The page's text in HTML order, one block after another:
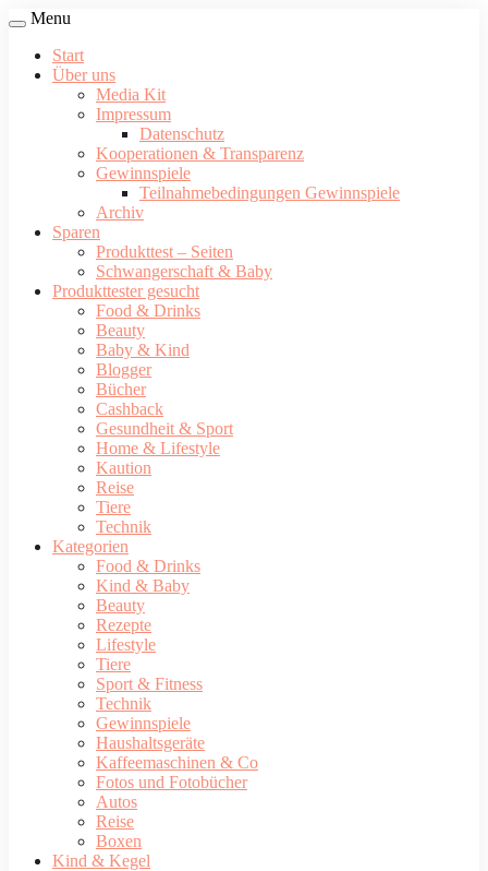
Menu
Start
Über uns
Media Kit
Impressum
Datenschutz
Kooperationen & Transparenz
Gewinnspiele
Teilnahmebedingungen Gewinnspiele
Archiv
Sparen
Produkttest – Seiten
Schwangerschaft & Baby
Produkttester gesucht
Food & Drinks
Beauty
Baby & Kind
Blogger
Bücher
Cashback
Gesundheit & Sport
Home & Lifestyle
Kaution
Reise
Tiere
Technik
Kategorien
Food & Drinks
Kind & Baby
Beauty
Rezepte
Lifestyle
Tiere
Sport & Fitness
Technik
Gewinnspiele
Haushaltsgeräte
Kaffeemaschinen & Co
Fotos und Fotobücher
Autos
Reise
Boxen
Kind & Kegel